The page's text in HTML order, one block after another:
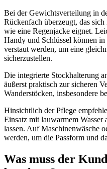
Bei der Gewichtsverteilung in
Rückenfach überzeugt, das
wie eine Regenjacke eignet.
Handy und Schlüssel können
verstaut werden, um eine
sicherzustellen.
Die integrierte Stockhalterung
äußerst praktisch zur sicheren
Wanderstöcken, insbesondere
Hinsichtlich der Pflege
Einsatz mit lauwarmem Wasser
lassen. Auf Maschinenwäsche
werden, um die Passform und
Was muss der